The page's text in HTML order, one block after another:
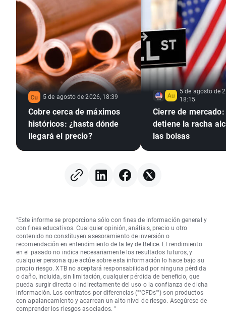
5 de agosto de 2026, 18:39
Cobre cerca de máximos
históricos: ¿hasta dónde
llegará el precio?
5 de agosto de
18:15
Cierre de mercado:
detiene la racha
las bolsas
"Este informe se proporciona sólo con fines de información general y
con fines educativos. Cualquier opinión, análisis, precio u otro
contenido no constituyen asesoramiento de inversión o
recomendación en entendimiento de la ley de Belice. El rendimiento
en el pasado no indica necesariamente los resultados futuros, y
cualquier persona que actúe sobre esta información lo hace bajo su
propio riesgo. XTB no aceptará responsabilidad por ninguna pérdida
o daño, incluida, sin limitación, cualquier pérdida de beneficio, que
pueda surgir directa o indirectamente del uso o la confianza de dicha
información. Los contratos por diferencias (""CFDs"") son productos
con apalancamiento y acarrean un alto nivel de riesgo. Asegúrese de
comprender los riesgos asociados. "